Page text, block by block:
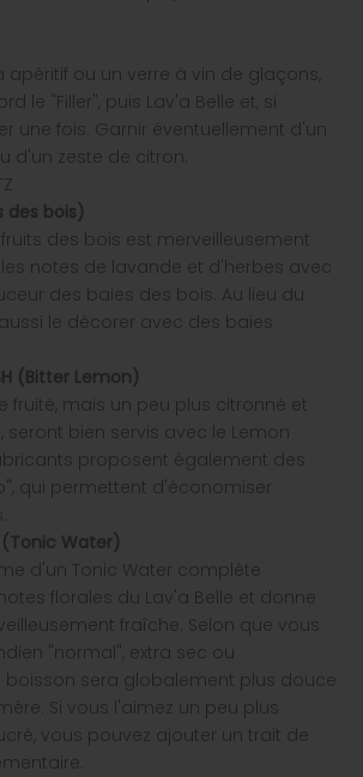
apéritif ou un verre à vin de glaçons,
le "Filler", puis Lav'a Belle et, si
une fois. Garnir éventuellement d'un
d'un zeste de citron.
des bois)
fruits des bois est merveilleusement
notes de lavande et d'herbes avec
des baies des bois. Au lieu du
le décorer avec des baies
(Bitter Lemon)
fruité, mais un peu plus citronné et
seront bien servis avec le Lemon
proposent également des
qui permettent d'économiser
(Tonic Water)
d'un Tonic Water complète
florales du Lav'a Belle et donne
fraîche. Selon que vous
"normal", extra sec ou
boisson sera globalement plus douce
Si vous l'aimez un peu plus
vous pouvez ajouter un trait de